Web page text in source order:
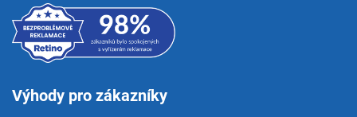
Výhody pro zákazníky